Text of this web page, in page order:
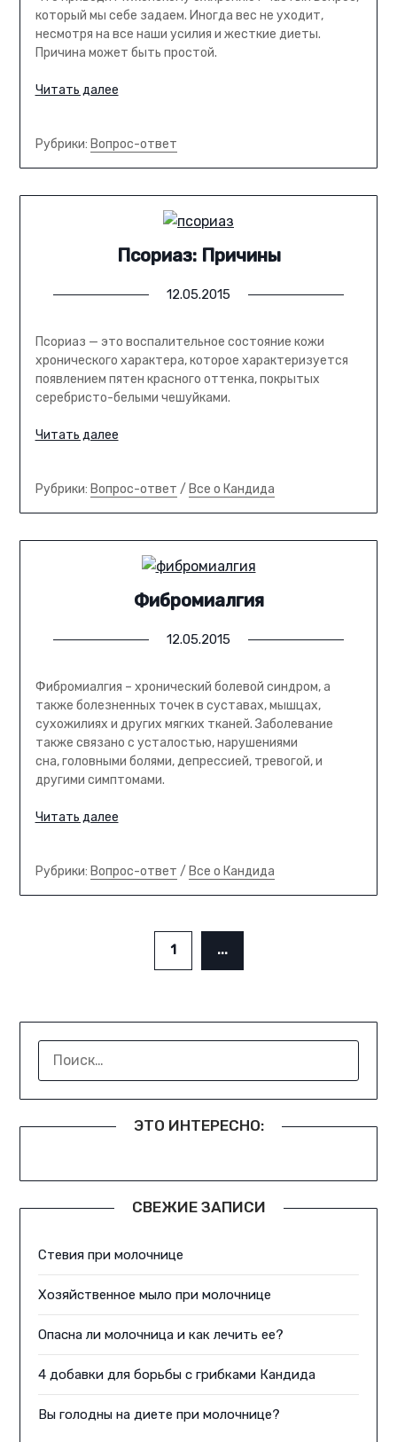
который мы себе задаем. Иногда вес не уходит,
несмотря на все наши усилия и жесткие диеты.
Причина может быть простой.
Читать далее
Рубрики: Вопрос-ответ
Псориаз: Причины
12.05.2015
Псориаз — это воспалительное состояние кожи
хронического характера, которое характеризуется
появлением пятен красного оттенка, покрытых
серебристо-белыми чешуйками.
Читать далее
Рубрики: Вопрос-ответ / Все о Кандида
Фибромиалгия
12.05.2015
Фибромиалгия – хронический болевой синдром, а
также болезненных точек в суставах, мышцах,
сухожилиях и других мягких тканей. Заболевание
также связано с усталостью, нарушениями
сна, головными болями, депрессией, тревогой, и
другими симптомами.
Читать далее
Рубрики: Вопрос-ответ / Все о Кандида
1 ...
ЭТО ИНТЕРЕСНО:
СВЕЖИЕ ЗАПИСИ
Стевия при молочнице
Хозяйственное мыло при молочнице
Опасна ли молочница и как лечить ее?
4 добавки для борьбы с грибками Кандида
Вы голодны на диете при молочнице?